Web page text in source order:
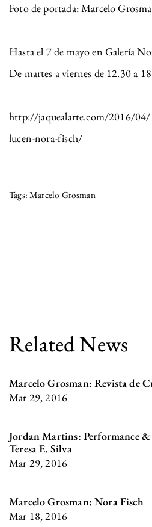
Foto de portada: Marcelo
Hasta el 7 de mayo en Galería
De martes a viernes de 12.30 a
http://jaquealarte.com/2016/04/
lucen-nora-fisch/
Marcelo Grosman
Related News
Marcelo Grosman: Revista de
Mar 29, 2016
Jordan Martins: Performance
Teresa E. Silva
Mar 29, 2016
Marcelo Grosman: Nora Fisch
Mar 18, 2016